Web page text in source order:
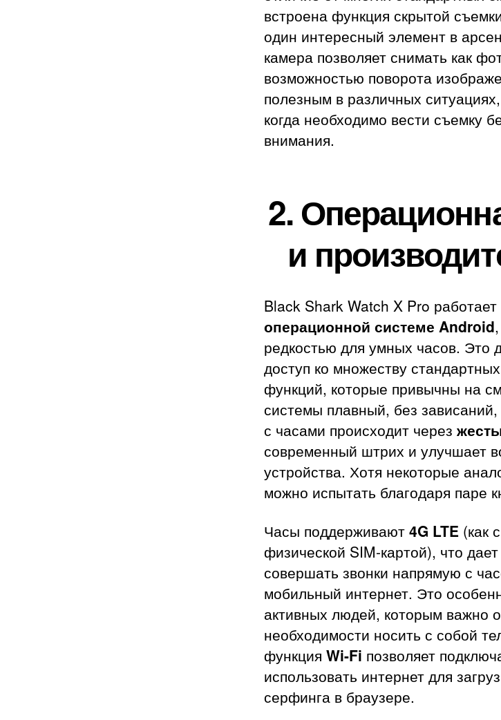
встроена функция скрытой
один интересный элемент в
камера позволяет снимать как
возможностью поворота
полезным в различных
когда необходимо вести съемку
внимания.
2.
и
Black Shark Watch X Pro
операционной системе Android
редкостью для умных часов. Это
доступ ко множеству
функций, которые привычны на
системы плавный, без
с часами происходит через
современный штрих и улучшает
устройства. Хотя некоторые
можно испытать благодаря паре
Часы поддерживают 4G LTE (как
физической SIM-картой), что
совершать звонки напрямую с
мобильный интернет. Это
активных людей, которым важно
необходимости носить с собой
функция Wi-Fi позволяет
использовать интернет для
серфинга в браузере.